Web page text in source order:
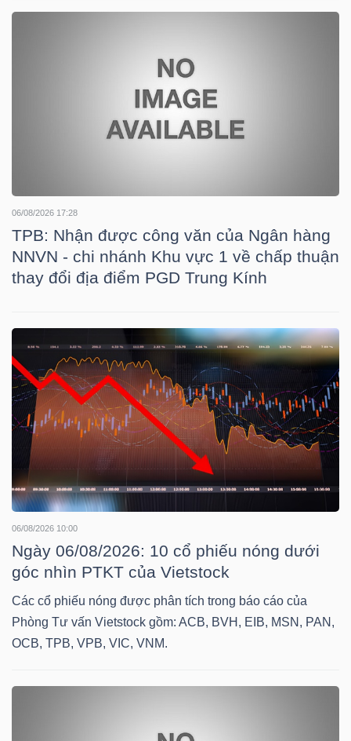
06/08/2026 17:28
TPB: Nhận được công văn của Ngân hàng
NNVN - chi nhánh Khu vực 1 về chấp thuận
thay đổi địa điểm PGD Trung Kính
06/08/2026 10:00
Ngày 06/08/2026: 10 cổ phiếu nóng dưới
góc nhìn PTKT của Vietstock
Các cổ phiếu nóng được phân tích trong báo cáo của
Phòng Tư vấn Vietstock gồm: ACB, BVH, EIB, MSN, PAN,
OCB, TPB, VPB, VIC, VNM.
TÀI
CHÍNH
HÀNG
HÓA
THẾ
GIỚI
ĐÔNG